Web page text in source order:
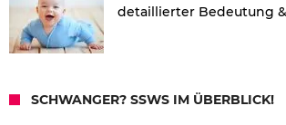
detaillierter Bedeutung
SCHWANGER? SSWS IM ÜBERBLICK!